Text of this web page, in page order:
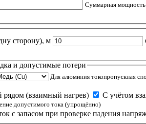
Суммарная мощность
сторону), м
и допустимые потери
Для алюминия токопропускная
рядом (взаимный нагрев) С учётом
допустимого тока (упрощённо)
с запасом при проверке падения